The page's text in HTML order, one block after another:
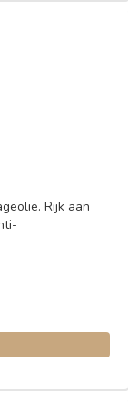
Rijk aan